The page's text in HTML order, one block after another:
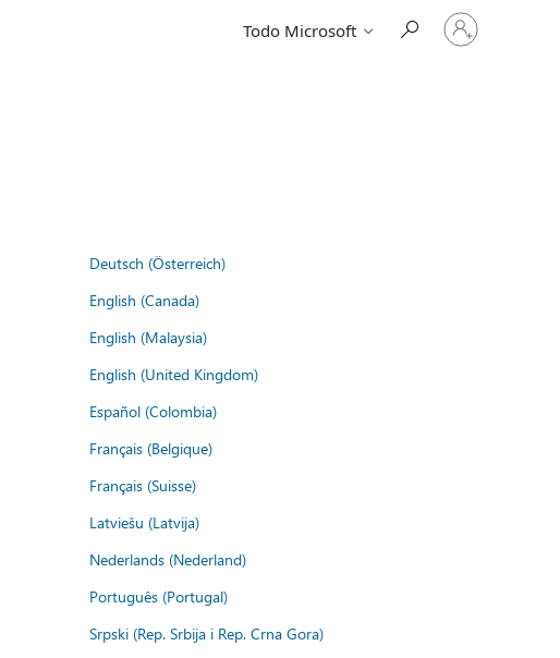
Todo Microsoft
Iniciar
sesión
Deutsch (Österreich)
English (Canada)
English (Malaysia)
English (United Kingdom)
Español (Colombia)
Français (Belgique)
Français (Suisse)
Latviešu (Latvija)
Nederlands (Nederland)
Português (Portugal)
Srpski (Rep. Srbija i Rep. Crna Gora)